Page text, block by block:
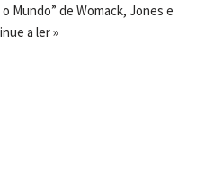
Mundo” de Womack, Jones e
a ler »